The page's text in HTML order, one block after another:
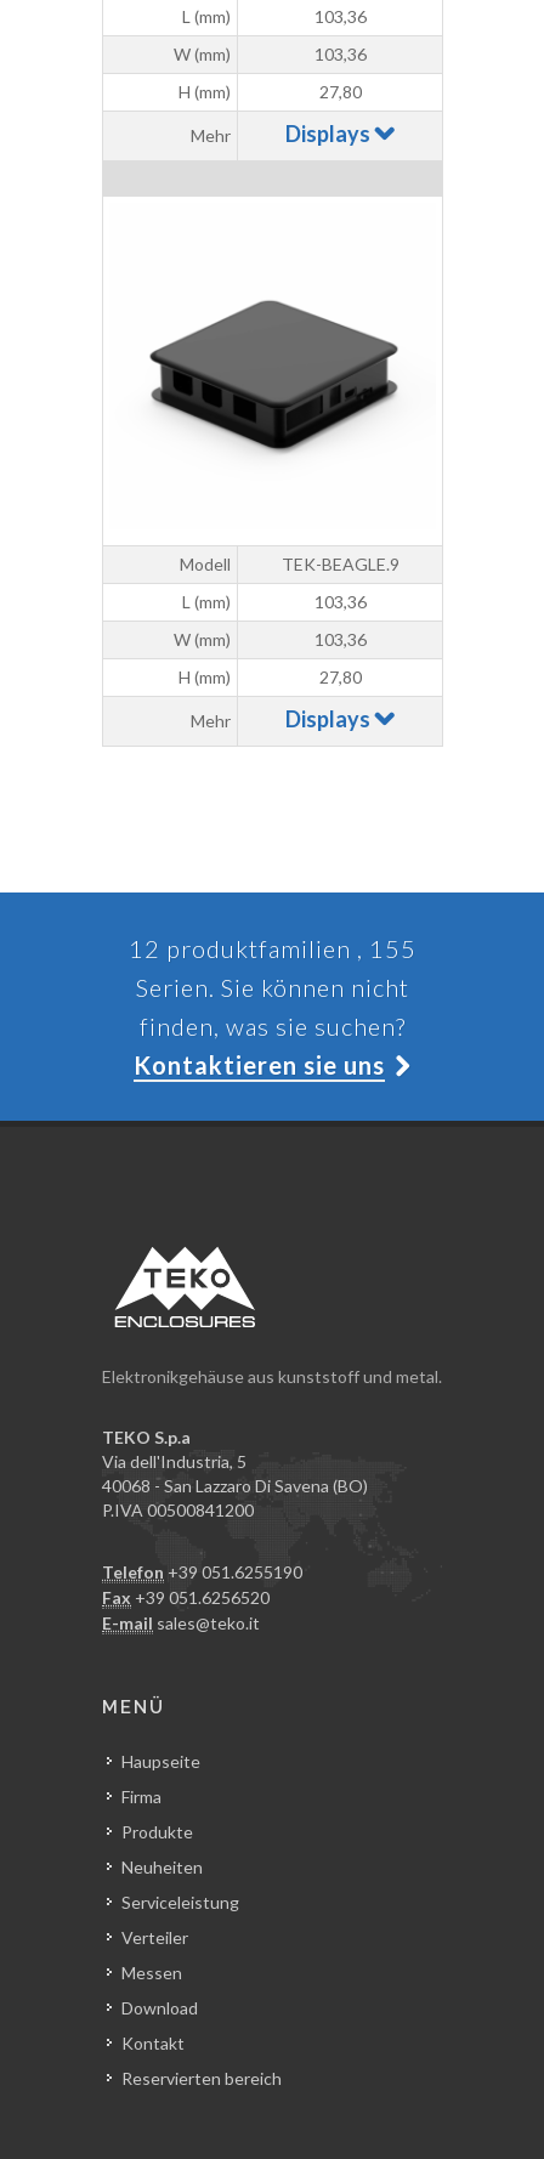
L (mm)
103,36
W (mm)
103,36
H (mm)
27,80
Mehr Displays
Modell
TEK-BEAGLE.9
L (mm)
103,36
W (mm)
103,36
H (mm)
27,80
Mehr Displays
12 produktfamilien , 155
Serien. Sie können nicht
finden, was sie suchen?
Kontaktieren sie uns
Elektronikgehäuse aus kunststoff und metal.
TEKO S.p.a
Via dell'Industria, 5
40068 - San Lazzaro Di Savena (BO)
P.IVA 00500841200
Telefon +39 051.6255190
Fax +39 051.6256520
E-mail sales@teko.it
MENÜ
Haupseite
Firma
Produkte
Neuheiten
Serviceleistung
Verteiler
Messen
Download
Kontakt
Reservierten bereich